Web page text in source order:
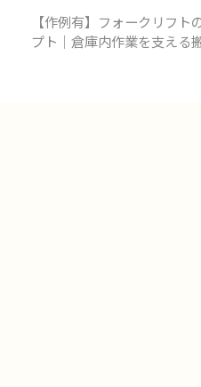
【作例有】フォークリフト
プト｜倉庫内作業を支える